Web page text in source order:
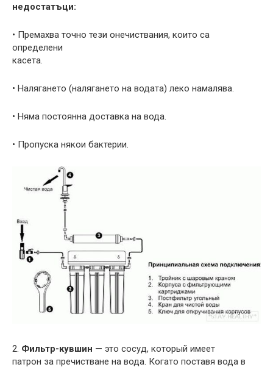
недостатъци:
• Премахва точно тези онечиствания, които са
определени
касета.
• Налягането (налягането на водата) леко намалява.
• Няма постоянна доставка на вода.
• Пропуска някои бактерии.
2. Фильтр-кувшин — это сосуд, который имеет
патрон за пречистване на вода. Когато поставя вода в